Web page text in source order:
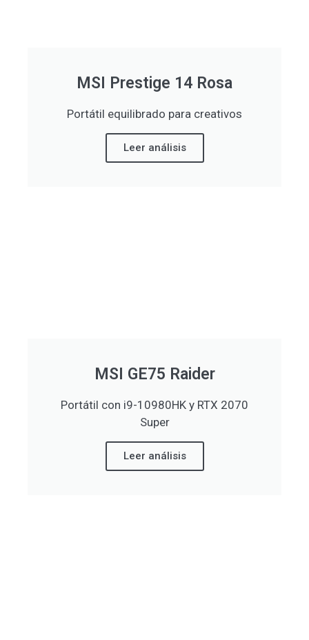
MSI Prestige 14 Rosa
Portátil equilibrado para creativos
Leer análisis
MSI GE75 Raider
Portátil con i9-10980HK y RTX 2070
Super
Leer análisis